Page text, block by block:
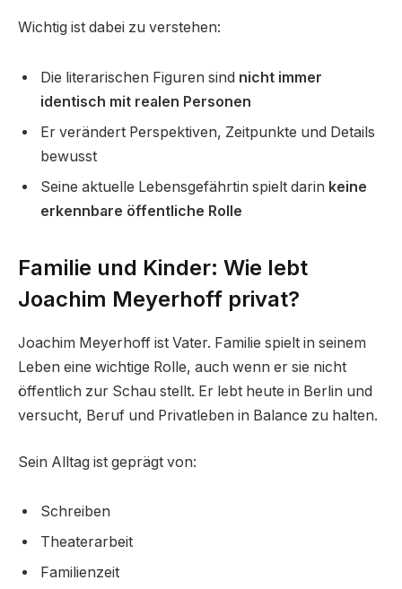
Wichtig ist dabei zu verstehen:
Die literarischen Figuren sind nicht immer
identisch mit realen Personen
Er verändert Perspektiven, Zeitpunkte und Details
bewusst
Seine aktuelle Lebensgefährtin spielt darin keine
erkennbare öffentliche Rolle
Familie und Kinder: Wie lebt
Joachim Meyerhoff privat?
Joachim Meyerhoff ist Vater. Familie spielt in seinem
Leben eine wichtige Rolle, auch wenn er sie nicht
öffentlich zur Schau stellt. Er lebt heute in Berlin und
versucht, Beruf und Privatleben in Balance zu halten.
Sein Alltag ist geprägt von:
Schreiben
Theaterarbeit
Familienzeit